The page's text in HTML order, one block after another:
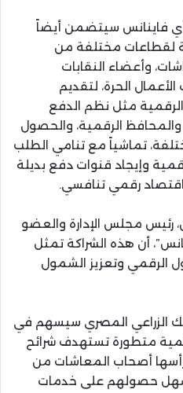
فاينانس سيتضمن أيضاً
لقطاعات مختلفة من
وأعضاء النقابات
الحرة، لتقديم
مثل نظم الدفع
والمحافظ الرقمية، والحصول
تماشياً مع تنامي الطلب
وإيجاد قنوات دفع بديلة
اقتصاد رقمي تنافسي.
رئيس مجلس الإدارة والعضو
أن هذه الشراكة تمثل
الرقمي وتعزيز الشمول
الزراعي المصري سيسهم في
متطورة تستهدف شرائح
أصحاب المعاشات من
حصولهم على خدمات